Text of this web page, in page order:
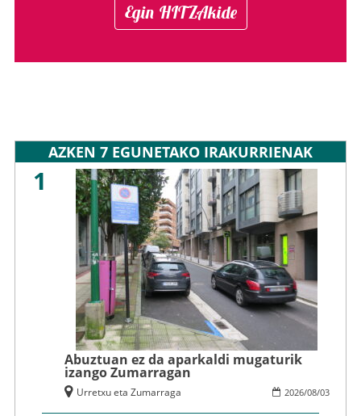
Egin HITZAkide
AZKEN 7 EGUNETAKO IRAKURRIENAK
1
Abuztuan ez da aparkaldi mugaturik
izango Zumarragan
2026/08/03
Urretxu eta Zumarraga